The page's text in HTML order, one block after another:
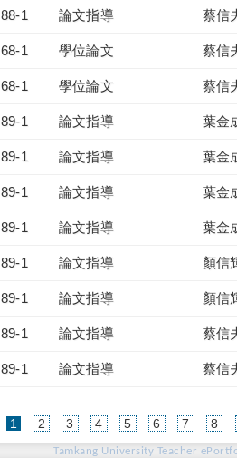
88-1 論文指導 蔡信
68-1 學位論文 蔡信
68-1 學位論文 蔡信
89-1 論文指導 葉金
89-1 論文指導 葉金
89-1 論文指導 葉金
89-1 論文指導 葉金
89-1 論文指導 顏信
89-1 論文指導 顏信
89-1 論文指導 蔡信
89-1 論文指導 蔡信
1 (current)
2 3 4 5 6 7 8
Tamkang University Teacher